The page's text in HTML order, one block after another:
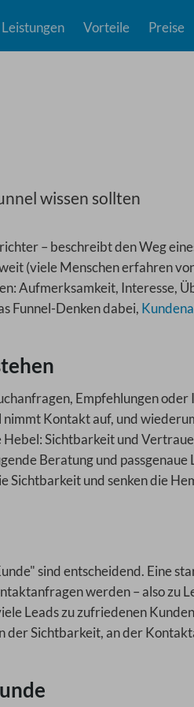
Leistungen Vorteile Preise
wissen sollten
– beschreibt den Weg
(viele Menschen erfahren
Aufmerksamkeit, Interesse,
Funnel-Denken dabei,
Empfehlungen oder
Kontakt auf, und
Sichtbarkeit und
Beratung und passgenaue
Sichtbarkeit und senken die
sind entscheidend. Eine
werden – also zu
Leads zu zufriedenen
der Sichtbarkeit, an der